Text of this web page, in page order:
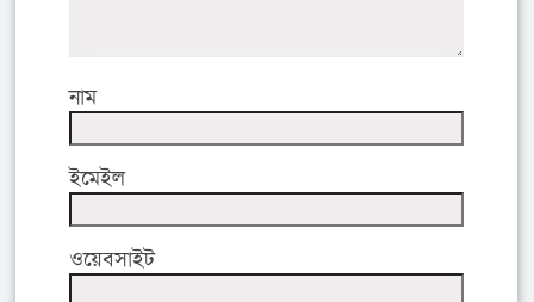
নাম
ইমেইল
ওয়েবসাইট